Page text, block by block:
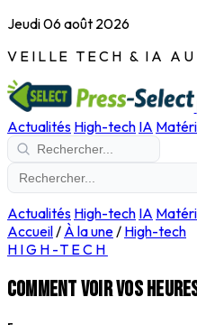
Jeudi 06 août 2026
VEILLE TECH & IA
Actualités High-tech IA
Actualités High-tech IA
Accueil/ À la une/ High-tech
HIGH-TECH
Comment voir vos